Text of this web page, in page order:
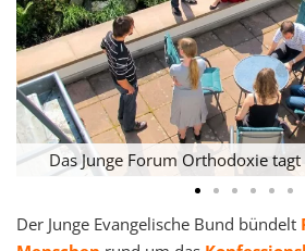
Das Junge Forum Orthodoxie
Der Junge Evangelische Bund bündelt